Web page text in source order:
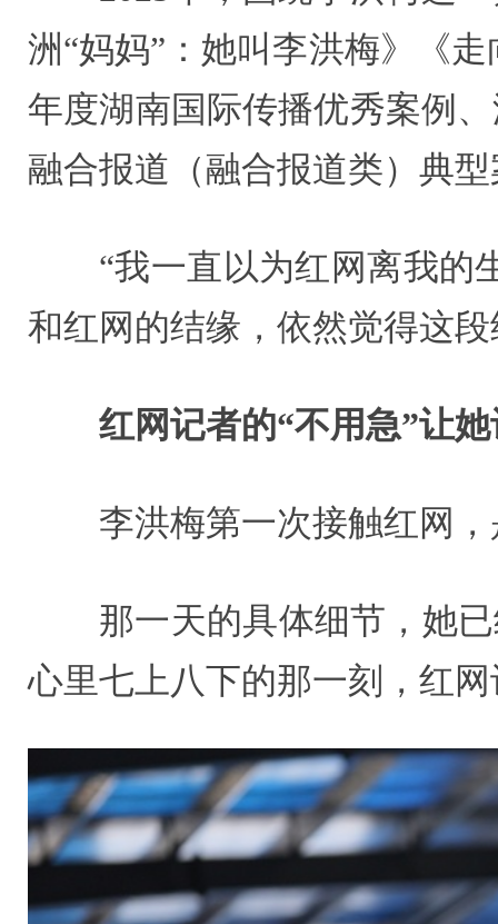
洲“妈妈”：她叫李洪梅》《
年度湖南国际传播优秀案例
融合报道（融合报道类）典
“我一直以为红网离我的
和红网的结缘，依然觉得这
红网记者的“不用急”让
李洪梅第一次接触红网
那一天的具体细节，她
心里七上八下的那一刻，红